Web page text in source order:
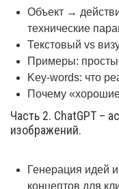
Объект →
технические
Текстовый vs
Примеры:
Key-words: что
Почему
Часть 2. ChatGPT –
изображений.
Генерация идей
концептов для